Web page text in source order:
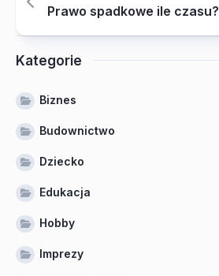
Prawo spadkowe ile czasu?
Kategorie
Biznes
Budownictwo
Dziecko
Edukacja
Hobby
Imprezy